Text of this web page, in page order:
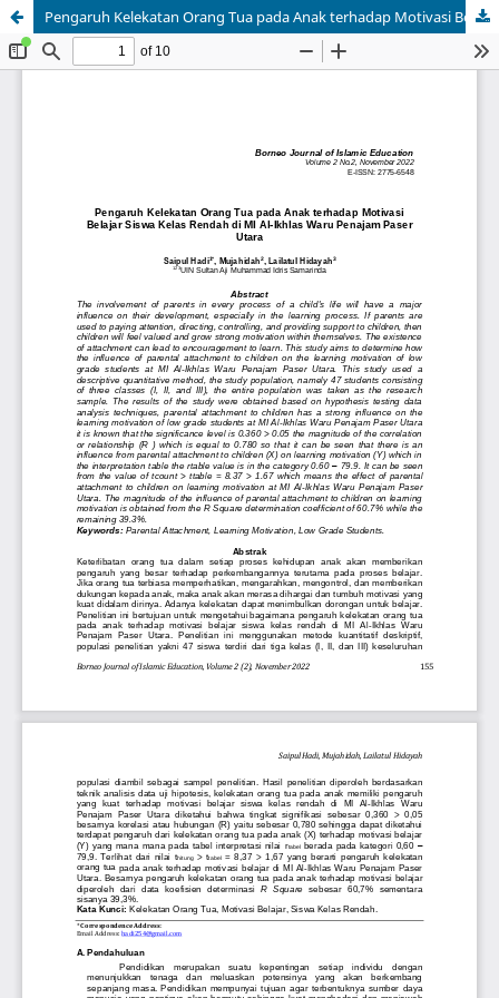
Pengaruh Kelekatan Orang Tua pada Anak terhadap Motivasi Belajar Siswa Kelas Rendah di MI Al-Ikhlas Waru Penajam Paser Utara